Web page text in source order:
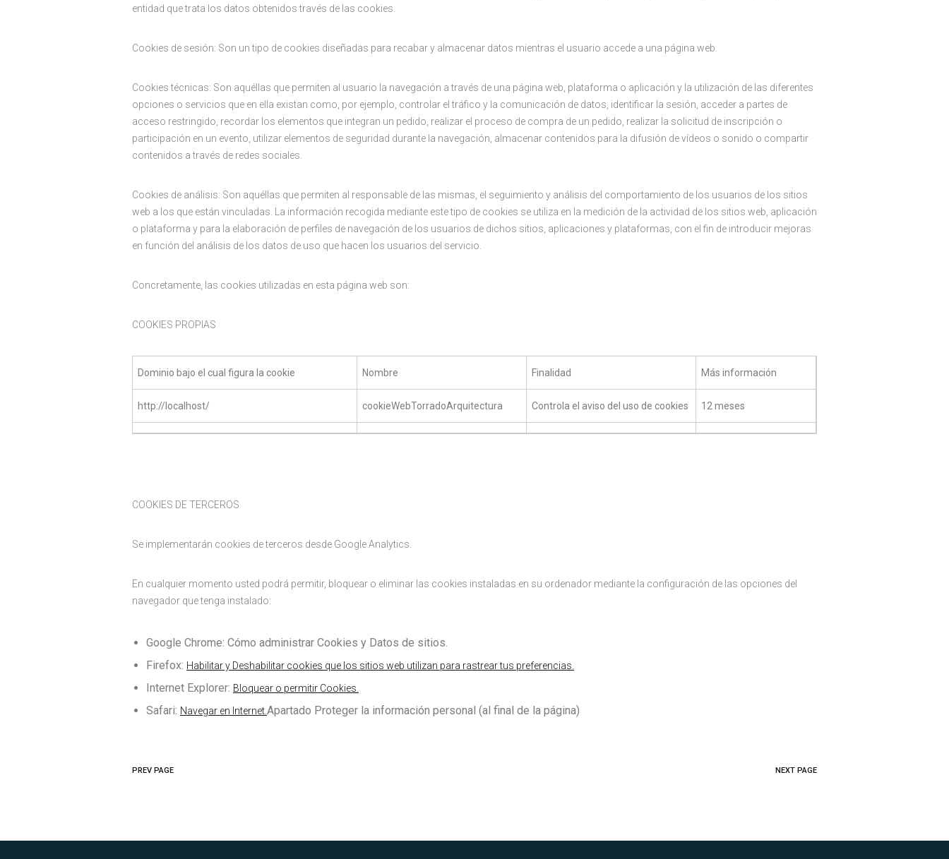
entidad que trata los datos obtenidos través de las cookies.
Cookies de sesión: Son un tipo de cookies diseñadas para recabar y almacenar datos mientras el usuario accede a una página web.
Cookies técnicas: Son aquéllas que permiten al usuario la navegación a través de una página web, plataforma o aplicación y la utilización de las diferentes
opciones o servicios que en ella existan como, por ejemplo, controlar el tráfico y la comunicación de datos, identificar la sesión, acceder a partes de
acceso restringido, recordar los elementos que integran un pedido, realizar el proceso de compra de un pedido, realizar la solicitud de inscripción o
participación en un evento, utilizar elementos de seguridad durante la navegación, almacenar contenidos para la difusión de vídeos o sonido o compartir
contenidos a través de redes sociales.
Cookies de análisis: Son aquéllas que permiten al responsable de las mismas, el seguimiento y análisis del comportamiento de los usuarios de los sitios
web a los que están vinculadas. La información recogida mediante este tipo de cookies se utiliza en la medición de la actividad de los sitios web, aplicación
o plataforma y para la elaboración de perfiles de navegación de los usuarios de dichos sitios, aplicaciones y plataformas, con el fin de introducir mejoras
en función del análisis de los datos de uso que hacen los usuarios del servicio.
Concretamente, las cookies utilizadas en esta página web son:
COOKIES PROPIAS
Dominio bajo el cual figura la cookie Nombre Finalidad Más información
http://localhost/ cookieWebTorradoArquitectura Controla el aviso del uso de cookies 12 meses
COOKIES DE TERCEROS
Se implementarán cookies de terceros desde Google Analytics.
En cualquier momento usted podrá permitir, bloquear o eliminar las cookies instaladas en su ordenador mediante la configuración de las opciones del
navegador que tenga instalado:
Google Chrome: Cómo administrar Cookies y Datos de sitios.
Firefox: Habilitar y Deshabilitar cookies que los sitios web utilizan para rastrear tus preferencias.
Internet Explorer: Bloquear o permitir Cookies.
Safari: Navegar en Internet.Apartado Proteger la información personal (al final de la página)
PREV PAGE NEXT PAGE